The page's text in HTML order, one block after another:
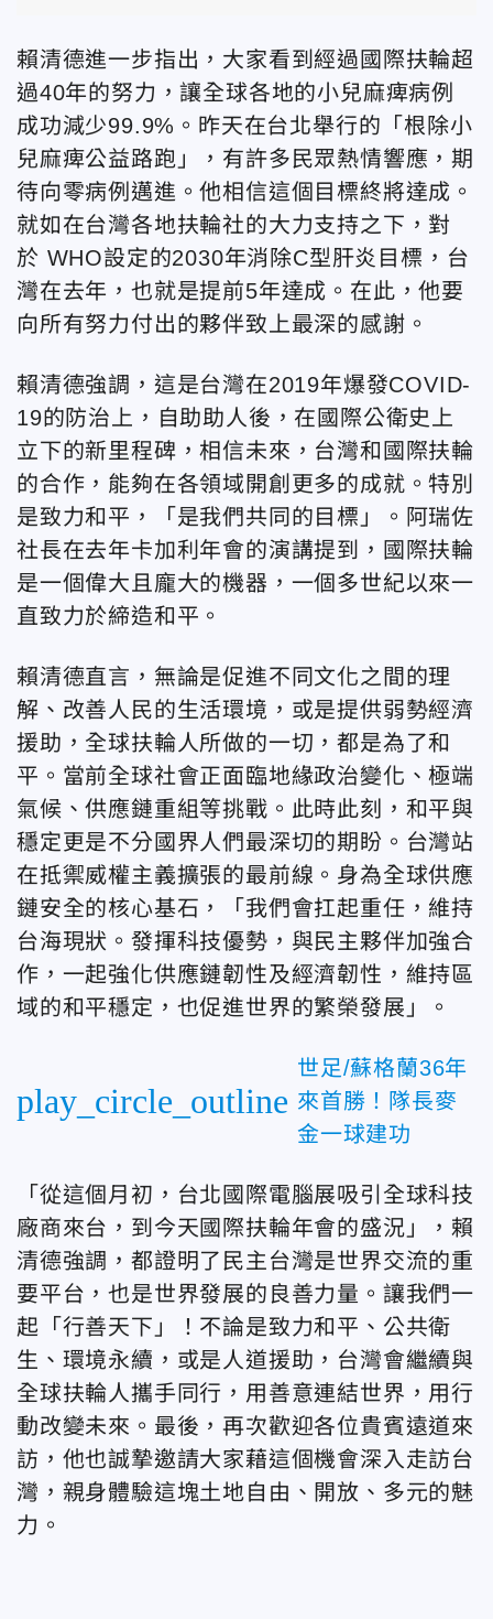
賴清德進一步指出，大家看到經過國際扶輪超
過40年的努力，讓全球各地的小兒麻痺病例
成功減少99.9%。昨天在台北舉行的「根除小
兒麻痺公益路跑」，有許多民眾熱情響應，期
待向零病例邁進。他相信這個目標終將達成。
就如在台灣各地扶輪社的大力支持之下，對
於 WHO設定的2030年消除C型肝炎目標，台
灣在去年，也就是提前5年達成。在此，他要
向所有努力付出的夥伴致上最深的感謝。
賴清德強調， 這是台灣在2019年爆發COVID-
19的防治上，自助助人後，在國際公衛史上
立下的新里程碑，相信未來，台灣和國際扶輪
的合作，能夠在各領域開創更多的成就。特別
是致力和平，「是我們共同的目標」
。阿瑞佐
社長在去年卡加利年會的演講提到，國際扶輪
是一個偉大且龐大的機器，一個多世紀以來一
直致力於締造和平。
賴清德直言， 無論是促進不同文化之間的理
解、改善人民的生活環境，或是提供弱勢經濟
援助，全球扶輪人所做的一切，都是為了和
平。當前全球社會正面臨地緣政治變化、極端
氣候、供應鏈重組等挑戰。此時此刻，和平與
穩定更是不分國界人們最深切的期盼。台灣站
在抵禦威權主義擴張的最前線。身為全球供應
鏈安全的核心基石，「我們會扛起重任，維持
台海現狀。發揮科技優勢，與民主夥伴加強合
作，一起強化供應鏈韌性及經濟韌性，維持區
域的和平穩定，也促進世界的繁榮發展」。
play_circle_outline
世足/蘇格蘭36年
來首勝！隊長麥
金一球建功
「從這個月初，台北國際電腦展吸引全球科技
廠商來台，到今天國際扶輪年會的盛況」
，賴
清德強調， 都證明了民主台灣是世界交流的重
要平台，也是世界發展的良善力量。讓我們一
起「行善天下」！不論是致力和平、公共衛
生、環境永續，或是人道援助，台灣會繼續與
全球扶輪人攜手同行，用善意連結世界，用行
動改變未來。最後，再次歡迎各位貴賓遠道來
訪，他也誠摯邀請大家藉這個機會深入走訪台
灣，親身體驗這塊土地自由、開放、多元的魅
力。